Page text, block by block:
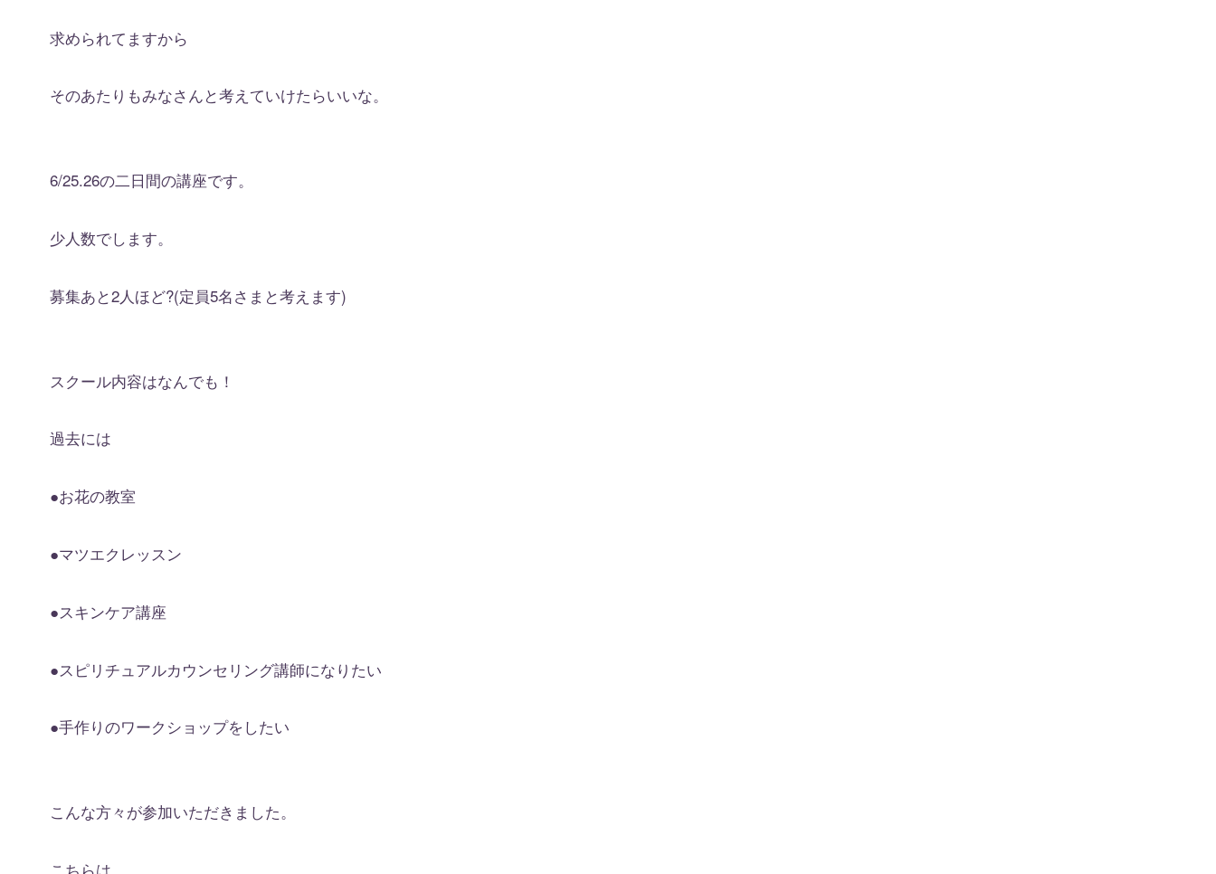
求められてますから
そのあたりもみなさんと考えていけたらいいな。
6/25.26の二日間の講座です。
少人数でします。
募集あと2人ほど?(定員5名さまと考えます)
スクール内容はなんでも！
過去には
●お花の教室
●マツエクレッスン
●スキンケア講座
●スピリチュアルカウンセリング講師になりたい
●手作りのワークショップをしたい
こんな方々が参加いただきました。
こちらは